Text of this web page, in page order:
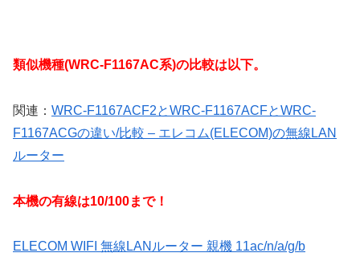
類似機種(WRC-F1167AC系)の比較は以下。
関連： WRC-F1167ACF2とWRC-F1167ACFとWRC-
F1167ACGの違い/比較 – エレコム(ELECOM)の無線LAN
ルーター
本機の有線は10/100まで！
ELECOM WIFI 無線LANルーター 親機 11ac/n/a/g/b